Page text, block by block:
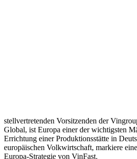
stellvertretenden Vorsitzenden der
Global, ist Europa einer der wichtigsten
Errichtung einer Produktionsstätte in
europäischen Volkwirtschaft, markiere
Europa-Strategie von VinFast.